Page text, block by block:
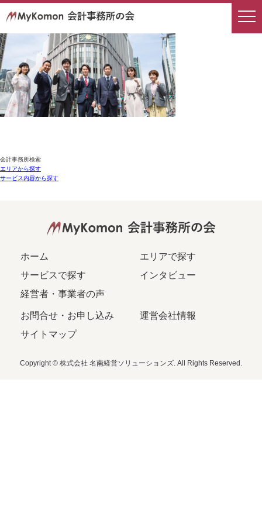
会計事務所検索
エリアから探す
サービス内容から探す
ホーム
エリアで探す
サービスで探す
インタビュー
経営者・事業者の声
お問合せ・お申し込み
運営会社情報
サイトマップ
Copyright © 株式会社 名南経営ソリューションズ. All Rights Reserved.